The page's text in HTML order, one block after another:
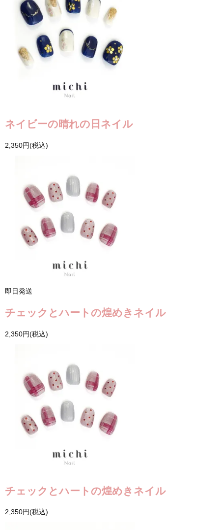
ネイビーの晴れの日ネイル
2,350円(税込)
即日発送
チェックとハートの煌めきネイル
2,350円(税込)
チェックとハートの煌めきネイル
2,350円(税込)